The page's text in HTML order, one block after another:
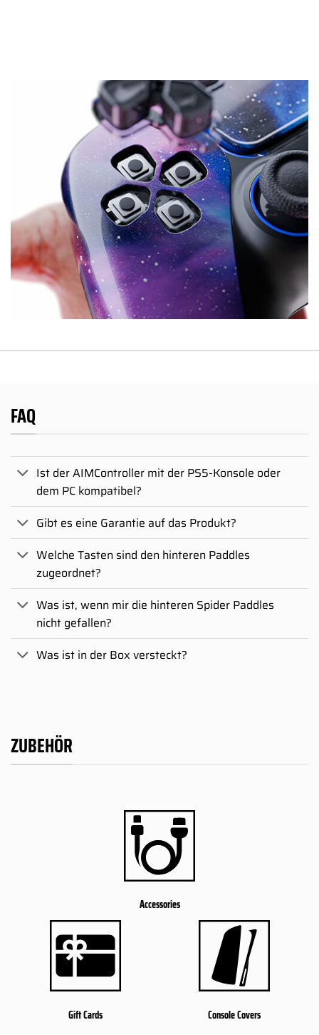
FAQ
Ist der AIMController mit der PS5-Konsole oder
dem PC kompatibel?
Gibt es eine Garantie auf das Produkt?
Welche Tasten sind den hinteren Paddles
zugeordnet?
Was ist, wenn mir die hinteren Spider Paddles
nicht gefallen?
Was ist in der Box versteckt?
ZUBEHÖR
Accessories
Gift Cards Console Covers